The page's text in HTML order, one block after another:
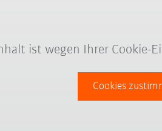
ist wegen Ihrer Cookie-
Cookies